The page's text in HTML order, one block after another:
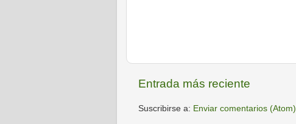
Entrada más reciente
Suscribirse a: Enviar comentarios (Atom)